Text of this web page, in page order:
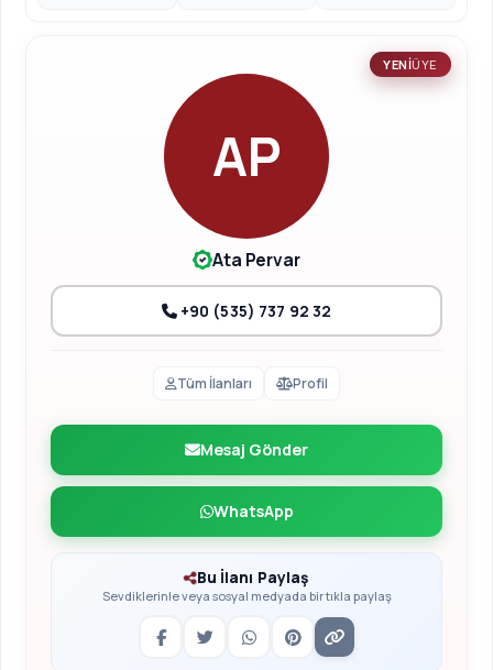
AP
Ata Pervar
+90 (535) 737 92 32
Tüm İlanları Profil
Mesaj Gönder
WhatsApp
Bu İlanı Paylaş
Sevdiklerinle veya sosyal medyada bir tıkla paylaş
YENİÜYE